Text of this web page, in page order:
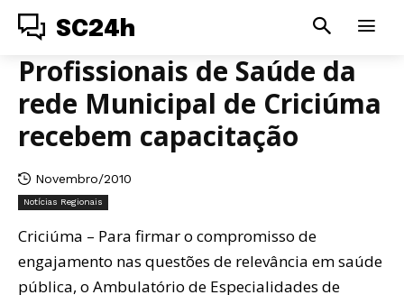
SC24h
Profissionais de Saúde da
rede Municipal de Criciúma
recebem capacitação
Novembro/2010
Notícias Regionais
Criciúma – Para firmar o compromisso de
engajamento nas questões de relevância em saúde
pública, o Ambulatório de Especialidades de